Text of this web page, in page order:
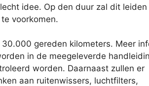
idee. Op den duur zal dit leiden
voorkomen.
gereden kilometers. Meer
in de meegeleverde
worden. Daarnaast zullen er
aan ruitenwissers, luchtfilters,